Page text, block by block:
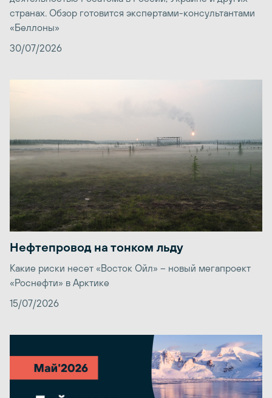
странах. Обзор готовится экспертами-консультантами
«Беллоны»
30/07/2026
Нефтепровод на тонком льду
Какие риски несет «Восток Ойл» – новый мегапроект
«Роснефти» в Арктике
15/07/2026